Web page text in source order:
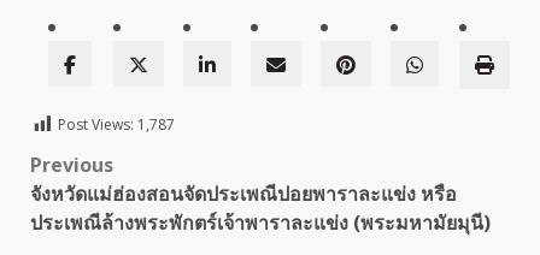
Post Views: 1,787
Post
navigation
Previous
จังหวัดแม่ฮ่องสอนจัดประเพณีปอยพาราละแข่ง หรือ
ประเพณีล้างพระพักตร์เจ้าพาราละแข่ง (พระมหามัยมุนี)